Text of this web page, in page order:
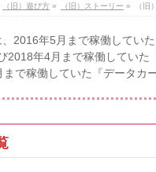
（旧）遊び方 » （旧）ストーリー » （旧
、2016年5月まで稼働してい
2018年4月まで稼働してい
まで稼働していた『データカ